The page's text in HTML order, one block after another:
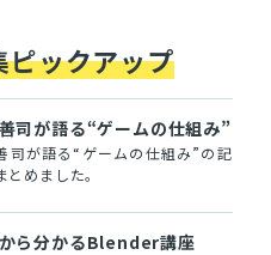
ピックアップ
司が語る“ゲームの仕組み”
司が語る“ゲームの仕組み”の記
とめました。
ら分かるBlender講座